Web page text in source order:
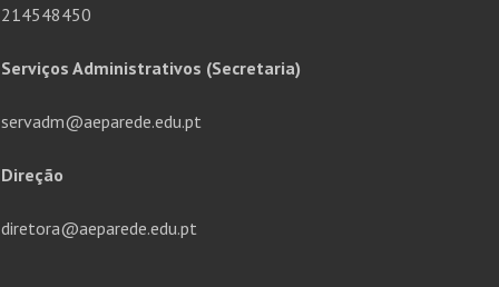
214548450
Serviços Administrativos (Secretaria)
servadm@aeparede.edu.pt
Direção
diretora@aeparede.edu.pt